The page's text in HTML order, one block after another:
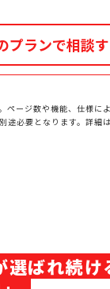
プランで相談
ージ数や機能、仕様に
必要となります。詳細
選ばれ続け